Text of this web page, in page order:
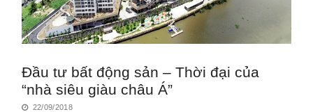
Đầu tư bất động sản – Thời đại của
“nhà siêu giàu châu Á”
22/09/2018